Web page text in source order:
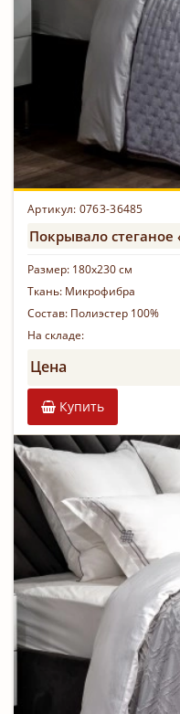
Артикул: 0763-36485
Покрывало стеганое
Размер: 180х230 см
Ткань: Микрофибра
Состав: Полиэстер 100%
На складе:
Цена
Купить